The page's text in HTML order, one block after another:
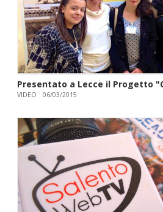
Presentato a Lecce il Progetto
VIDEO 06/03/2015